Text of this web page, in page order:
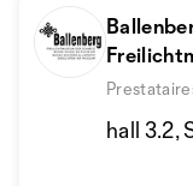
hall 3.2,